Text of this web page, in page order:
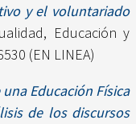
y el voluntariado
Educación y
(EN LINEA)
Educación Física
de los discursos